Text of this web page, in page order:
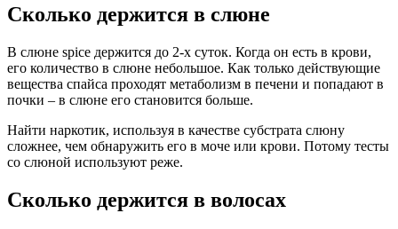
Сколько держится в слюне
В слюне spice держится до 2-х суток. Когда он есть в крови,
его количество в слюне небольшое. Как только действующие
вещества спайса проходят метаболизм в печени и попадают в
почки – в слюне его становится больше.
Найти наркотик, используя в качестве субстрата слюну
сложнее, чем обнаружить его в моче или крови. Потому тесты
со слюной используют реже.
Сколько держится в волосах